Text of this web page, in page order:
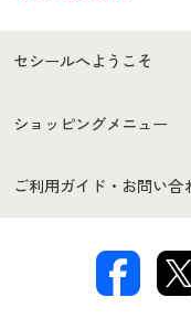
セシールへようこそ
はじめての方へ
セシールご利用規約
著作権・商標について
ショッピングメニュー
商品カテゴリ
ご利用ガイド・お問い合
交換・返品は